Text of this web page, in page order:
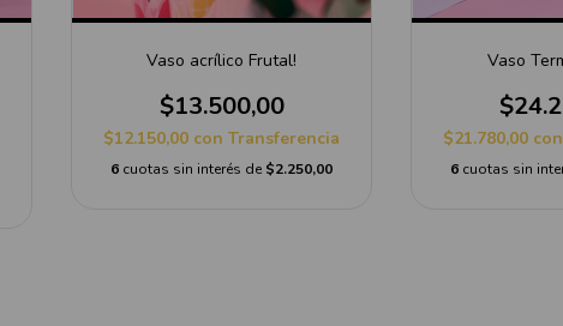
Vaso acrílico Frutal!
$13.500,00
$12.150,00 con Transferencia
6 cuotas sin interés de $2.250,00
Vaso
$21.780,00 con
6 cuotas sin